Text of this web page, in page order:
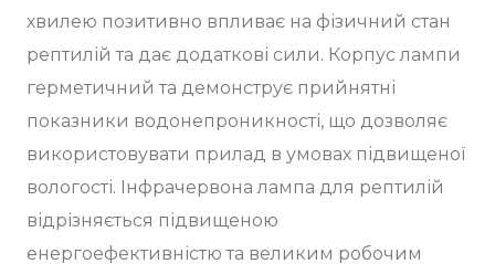
хвилею позитивно впливає на фізичний стан
рептилій та дає додаткові сили. Корпус лампи
герметичний та демонструє прийнятні
показники водонепроникності, що дозволяє
використовувати прилад в умовах підвищеної
вологості. Інфрачервона лампа для рептилій
відрізняється підвищеною
енергоефективністю та великим робочим